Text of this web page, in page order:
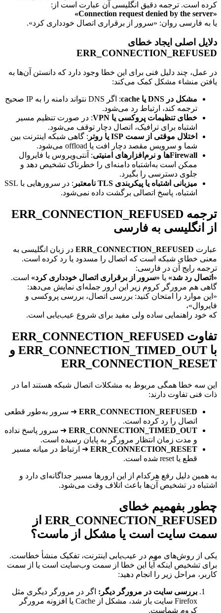
است. ترجمه دقیق انگلیسی آن عبارت است از:
فارسی روان: «سرور از برقراری اتصال خودداری کرد».
اصلی ایجاد خطای
چند دلیل فنی برای این خطا وجود دارد که دانستن آن‌ها به
منشاء مشکل کمک می‌کند:
مشکل در DNS یا cache
: اگر DNS نتواند دامنه را به IP صحیح
ترجمه کند، ارتباط رد می‌شود.
خطای تنظیمات پروکسی یا VPN
: در صورت تنظیم مسیر
اشتباه برای ترافیک، اتصال دچار توقف می‌شود.
اختلال موقتی از سمت ISP یا روتر
: گاهی شبکه اینترنت بین
شما و سرویس مقصد دچار افت یا offload می‌شود.
Firewallها و نرم‌افزارهای امنیتی
: آنتی‌ویروس یا فایروال
ممکن است به‌اشتباه دامنه‌ای را خطرناک تشخیص دهد و
جلوی دسترسی را بگیرد.
میزبانی اشتباه یا پیکربندی TLS نامعتبر
: در سرورهایی با SSL
اشتباه، پاسخ اتصالی برگشت داده نمی‌شود.
ترجمه ERR_CONNECTION_REFUSED
انگلیسی به فارسی
ERR_CONNECTION_REFUSEDدر زبان انگلیسی به
خطای شبکه است که اتصال را مسدود یا رد کرده است.
رایج آن در فارسی:
رد شد»یا«سرور از برقراری اتصال خودداری کرد»است.
هم مرورگر کروم زیر این ارور جمله‌ای نمایش می‌دهد:
موارد را امتحان کنید: بررسی اتصال، بررسی پروکسی و
راهنمایی ساده ولی مفید برای شروع عیب‌یابی است.
تفاوت ERR_CONNECTION_REFUSED
با ERR_CONNECTION_TIMED_OUT و
سه خطا همگی مربوط به مشکلات اتصال شبکه هستند اما در
فنی تفاوت دارند:
ERR_CONNECTION_REFUSED➜ سرور به‌طور قطعی
اتصال را رد کرده است.
ERR_CONNECTION_TIMED_OUT➜ سرور پاسخ نداده
و مدت زمان انتظار مرورگر به پایان رسیده است.
ERR_CONNECTION_RESET➜ ارتباط در میانه مسیر
قطع یا reset شده است.
دلیل رفع هرکدام از این ارورها مسیر جداگانه‌ای دارد و
در تشخیص آن‌ها باعث اتلاف وقت می‌شود.
بفهمیم خطای
ERR_CONNECTION_REFUSED از
سایت است یا مشکل از ماست؟
از روش‌های مهم در عیب‌یابی اینترنت، تفکیک منشأ خطاست.
تشخیص اینکه آیا این خطا از سمت وب‌سایت است یا از سمت
مراحل زیر را انجام دهید:
بررسی سایت در مرورگر دیگر:اگر در مرورگر دیگری مثل
Firefox سایت باز شد، مشکل از Cache یا افزونه مرورگر
کروم شماست.